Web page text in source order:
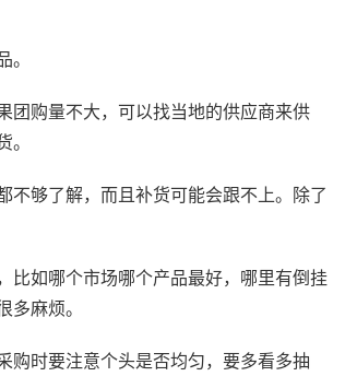
。
团购量不大，可以找当地的供应商来供
。
不够了解，而且补货可能会跟不上。除了
比如哪个市场哪个产品最好，哪里有倒挂
多麻烦。
购时要注意个头是否均匀，要多看多抽